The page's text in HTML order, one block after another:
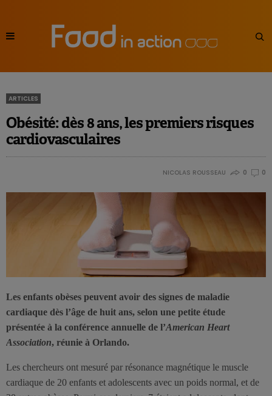
ARTICLES
Obésité: dès 8 ans, les premiers risques
cardiovasculaires
NICOLAS ROUSSEAU 0 0
Les enfants obèses peuvent avoir des signes de maladie
cardiaque dès l’âge de huit ans, selon une petite étude
présentée à la conférence annuelle de l’American Heart
Association, réunie à Orlando.
Les chercheurs ont mesuré par résonance magnétique le muscle
cardiaque de 20 enfants et adolescents avec un poids normal, et de